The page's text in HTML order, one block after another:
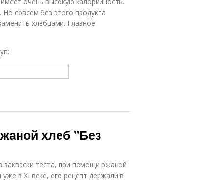
Но совсем без этого продукта
хлебцами. Главное
хлеб "Без
закваски теста, при помощи ржаной
в XI веке, его рецепт держали в